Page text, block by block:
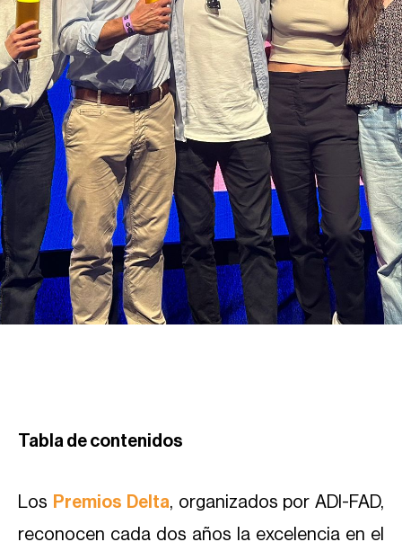
Tabla de contenidos
Los Premios Delta, organizados por ADI-FAD,
reconocen cada dos años la excelencia en el